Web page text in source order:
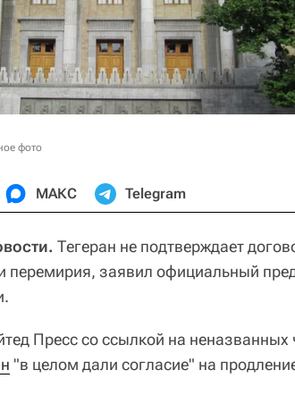
фото
МАКС Telegram
Тегеран не подтверждает
перемирия, заявил официальный
Пресс со ссылкой на неназванных
"в целом дали согласие" на